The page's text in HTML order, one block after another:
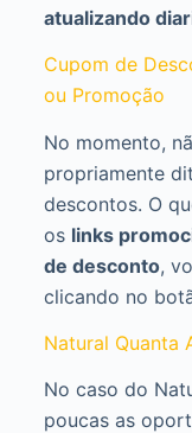
atualizando
Cupom de
ou Promoção
No momento,
propriamente
descontos. O
os links
de desconto,
clicando no
Natural Quanta
No caso do
poucas as